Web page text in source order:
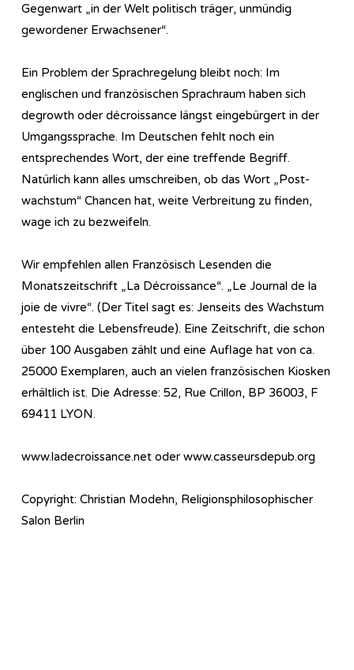
Gegenwart „in der Welt politisch träger, unmündig
gewordener Erwachsener“.
Ein Problem der Sprachregelung bleibt noch: Im
englischen und französischen Sprachraum haben sich
degrowth oder décroissance längst eingebürgert in der
Umgangssprache. Im Deutschen fehlt noch ein
entsprechendes Wort, der eine treffende Begriff.
Natürlich kann alles umschreiben, ob das Wort „Post-
wachstum“ Chancen hat, weite Verbreitung zu finden,
wage ich zu bezweifeln.
Wir empfehlen allen Französisch Lesenden die
Monatszeitschrift „La Décroissance“. „Le Journal de la
joie de vivre“. (Der Titel sagt es: Jenseits des Wachstum
entesteht die Lebensfreude). Eine Zeitschrift, die schon
über 100 Ausgaben zählt und eine Auflage hat von ca.
25000 Exemplaren, auch an vielen französischen Kiosken
erhältlich ist. Die Adresse: 52, Rue Crillon, BP 36003, F
69411 LYON.
www.ladecroissance.net oder www.casseursdepub.org
Copyright: Christian Modehn, Religionsphilosophischer
Salon Berlin